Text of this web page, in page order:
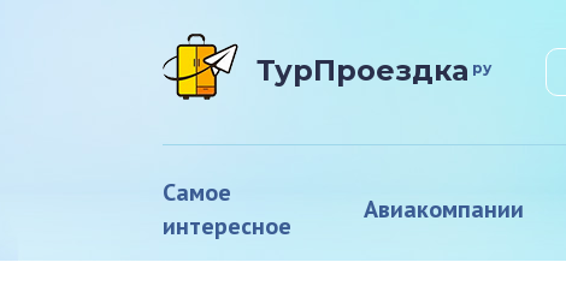
ТурПроездка ру
Самое
интересное
Авиакомпании